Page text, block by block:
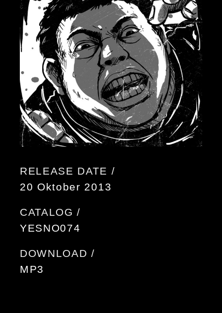
RELEASE DATE /
20 Oktober 2013
CATALOG /
YESNO074
DOWNLOAD /
MP3